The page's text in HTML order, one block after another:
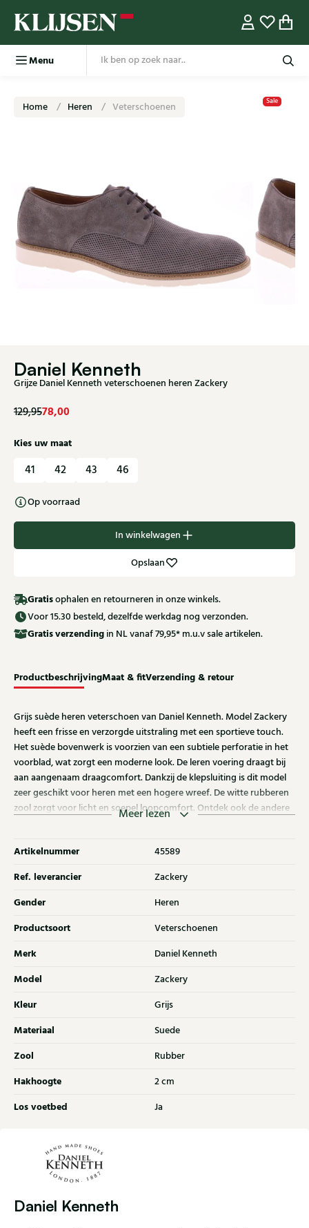
Menu
Home Heren Veterschoenen Sale
Daniel Kenneth
Grijze Daniel Kenneth veterschoenen heren Zackery
129,9578,00
Kies uw maat
41 42 43 46
Op voorraad
In winkelwagen
Opslaan
Gratisophalen en retourneren in onze winkels.
Voor 15.30 besteld, dezelfde werkdag nog verzonden.
Gratisverzending in NL vanaf 79,95* m.u.v sale artikelen.
ProductbeschrijvingMaat & fitVerzending & retour
Grijs suède heren veterschoen van Daniel Kenneth. Model Zackery
heeft een frisse en verzorgde uitstraling met een sportieve touch.
Het suède bovenwerk is voorzien van een subtiele perforatie in het
voorblad, wat zorgt een moderne look. De leren voering draagt bij
aan aangenaam draagcomfort. Dankzij de klepsluiting is dit model
zeer geschikt voor heren met een hogere wreef. De witte rubberen
zool zorgt voor licht en soepel loopcomfort. Ontdek ook de andere
Meer lezen
Artikelnummer 45589
Ref. leverancier Zackery
Gender Heren
Productsoort Veterschoenen
Merk Daniel Kenneth
Model Zackery
Kleur Grijs
Materiaal Suede
Zool Rubber
Hakhoogte 2 cm
Los voetbed Ja
Daniel Kenneth